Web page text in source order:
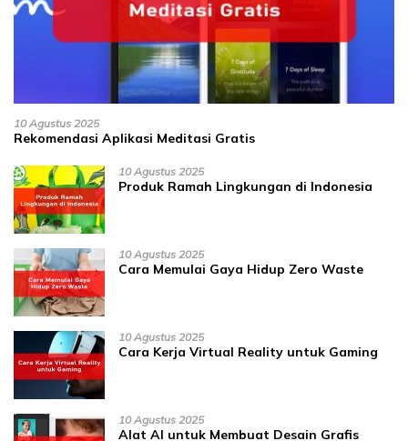
10 Agustus 2025
Rekomendasi Aplikasi Meditasi Gratis
10 Agustus 2025
Produk Ramah Lingkungan di Indonesia
10 Agustus 2025
Cara Memulai Gaya Hidup Zero Waste
10 Agustus 2025
Cara Kerja Virtual Reality untuk Gaming
10 Agustus 2025
Alat AI untuk Membuat Desain Grafis